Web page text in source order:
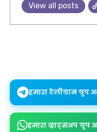
View all posts
हमारा टेलीग्राम ग्रुप
हमारा व्हाट्सअप ग्रुप